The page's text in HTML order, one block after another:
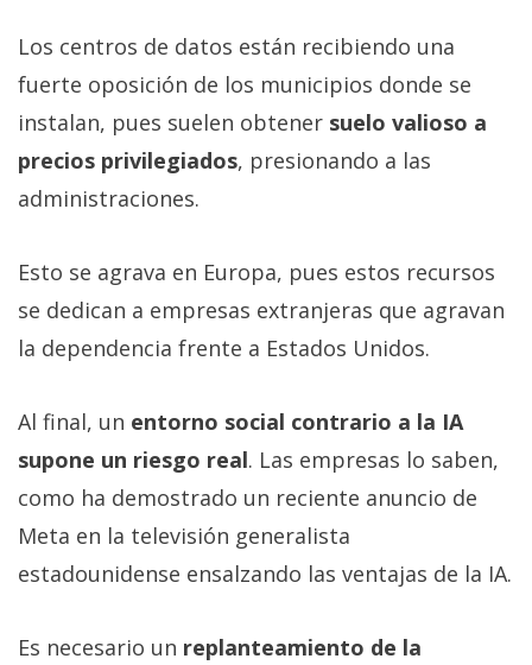
Los centros de datos están recibiendo una
fuerte oposición de los municipios donde se
instalan, pues suelen obtener suelo valioso a
precios privilegiados, presionando a las
administraciones.
Esto se agrava en Europa, pues estos recursos
se dedican a empresas extranjeras que agravan
la dependencia frente a Estados Unidos.
Al final, un entorno social contrario a la IA
supone un riesgo real. Las empresas lo saben,
como ha demostrado un reciente anuncio de
Meta en la televisión generalista
estadounidense ensalzando las ventajas de la IA.
Es necesario un replanteamiento de la